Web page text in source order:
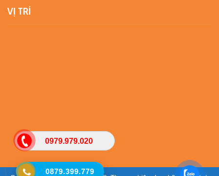
0979.979.020
VỊ TRÍ
0879.399.779